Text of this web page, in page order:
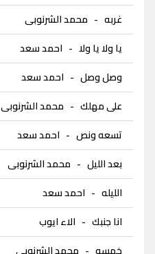
غربه - محمد الشرنوبى
يا ولا يا ولا - احمد سعد
وصل وصل - احمد سعد
على مهلك - محمد الشرنوبى
تسعه ونص - احمد سعد
بعد الليل - محمد الشرنوبى
الليله - احمد سعد
انا جنبك - الاء ايوب